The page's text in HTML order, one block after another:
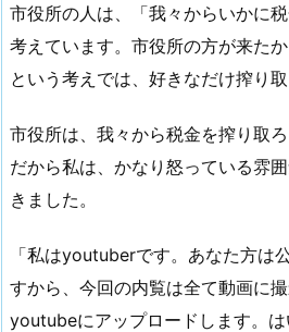
市役所の人は、「我々からいかに
考えています。市役所の方が来た
という考えでは、好きなだけ搾り取
市役所は、我々から税金を搾り取ろ
だから私は、かなり怒っている雰
きました。
「私はyoutuberです。あなた方は
すから、今回の内覧は全て動画に撮
youtubeにアップロードします。は